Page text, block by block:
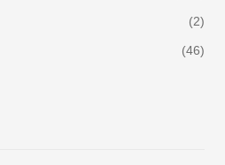
(2)
(46)